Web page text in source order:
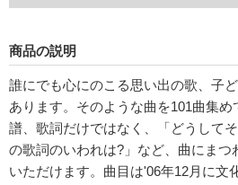
商品の説明
誰にでも心にのこる思い出の歌、子
あります。そのような曲を101曲集
譜、歌詞だけではなく、「どうして
の歌詞のいわれは?」など、曲にま
いただけます。曲目は'06年12月に文